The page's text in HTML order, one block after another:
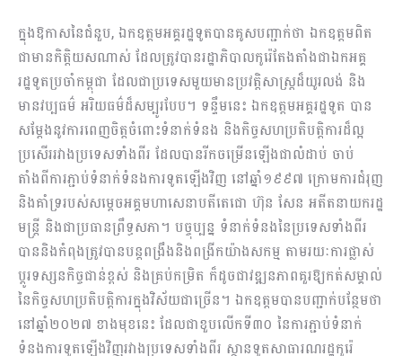
ក្នុងឱកាសនៃជំនួប, ឯកឧត្តមអគ្គរដ្ឋទូតបានគូសបញ្ជាក់ថា ឯកឧត្តមពិត
ជាមានកិត្តិយសណាស់ ដែលត្រូវបានរដ្ឋាភិបាលកូរ៉េតែងតាំងជាឯកអគ្គ
រដ្ឋទូតប្រចាំកម្ពុជា ដែលជាប្រទេសមួយមានប្រវត្តិសាស្ត្រដ៏យូរលង់ និង
មានវប្បធម៌ អរិយធម៌ដ៏សម្បូរបែប។ ទន្ទឹមនេះ ឯកឧត្តមអគ្គរដ្ឋទូត បាន
សម្ដែងនូវការពេញចិត្តចំពោះទំនាក់ទំនង និងកិច្ចសហប្រតិបត្តិការដ៏ល្អ
ប្រសើររវាងប្រទេសទាំងពីរ ដែលបានរីកចម្រើនឡើងជាលំដាប់ ចាប់
តាំងពីការភ្ជាប់ទំនាក់ទំនងការទូតឡើងវិញ នៅឆ្នាំ១៩៩៧ ក្រោមការជំរុញ
និងគាំទ្ររបស់សម្ដេចអគ្គមហាសេនាបតីតេជោ ហ៊ុន សែន អតីតនាយករដ្ឋ
មន្ត្រី និងជាប្រធានព្រឹទ្ធសភា។ បច្ចុប្បន្ន ទំនាក់ទំនង​នៃប្រទេសទាំងពីរ​
បាននិងកំពុងត្រូវបានបន្តពង្រឹងនិងពង្រីកយ៉ាងសកម្ម តាមរយៈការផ្លាស់
ប្តូរទស្សនកិច្ចជាន់ខ្ពស់ និងគ្រប់កម្រិត ក៏ដូចជាវឌ្ឍនភាពគួរឱ្យកត់សម្គាល់
នៃកិច្ចសហប្រតិបត្តិការក្នុងវិស័យជាច្រើន។ ឯកឧត្តមបានបញ្ជាក់បន្ថែមថា
នៅឆ្នាំ២០២៧ ខាងមុខនេះ ដែលជាខួបលើកទី៣០ នៃការភ្ជាប់ទំនាក់
ទំនងការទូតឡើងវិញរវាងប្រទេសទាំងពីរ ស្ថានទូតសាធារណរដ្ឋកូរ៉េ